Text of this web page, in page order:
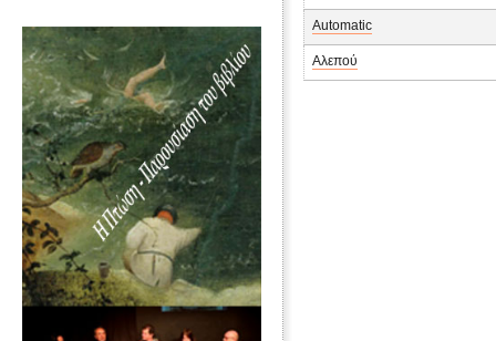
Automatic
Αλεπού